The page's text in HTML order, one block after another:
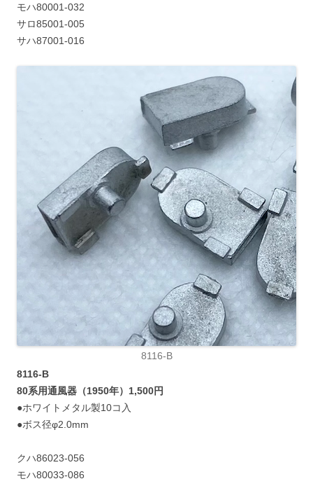
モハ80001-032
サロ85001-005
サハ87001-016
8116-B
8116-B
80系用通風器（1950年）1,500円
●ホワイトメタル製10コ入
●ボス径φ2.0mm
クハ86023-056
モハ80033-086